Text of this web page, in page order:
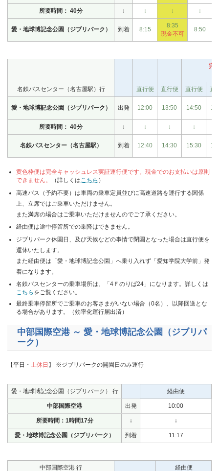
所要時間： 40分 ↓ ↓ ↓ ↓
愛・地球博記念公園（ジブリパーク） 到着 8:15
8:35
現金不可
8:50
完
名鉄バスセンター（名古屋駅）行 直行便 直行便 直行便 直
愛・地球博記念公園（ジブリパーク） 出発 12:00 13:50 14:50
所要時間： 40分 ↓ ↓ ↓ ↓
名鉄バスセンター（名古屋駅） 到着 12:40 14:30 15:30
黄色枠便は完全キャッシュレス実証運行便です。現金でのお支払いは原則
できません。
（詳しくは こちら ）
高速バス（予約不要）は車両の乗車定員並びに高速道路を運行する関係
上、立席ではご乗車いただけません。
また満席の場合はご乗車いただけませんのでご了承ください。
経由便は途中停留所での乗降はできません。
ジブリパーク休園日、及び天候などの事情で閉園となった場合は直行便を
運休いたします。
また経由便は「愛・地球博記念公園」へ乗り入れず「愛知学院大学前」発
着になります。
名鉄バスセンターの乗車場所は、「4Ｆのりば24」になります。詳しくは
こちら をご覧ください。
最終乗車停留所でご乗車のお客さまがいない場合（0名）、以降回送とな
る場合があります。（効率化運行届出済）
中部国際空港 ～ 愛・地球博記念公園（ジブリパ
ーク）
【平日・ 土休日 】 ※ジブリパークの開園日のみ運行
愛・地球博記念公園（ジブリパーク） 行 経由便
中部国際空港 出発 10:00
所要時間：1時間17分 ↓ ↓
愛・地球博記念公園（ジブリパーク） 到着 11:17
中部国際空港 行 経由便